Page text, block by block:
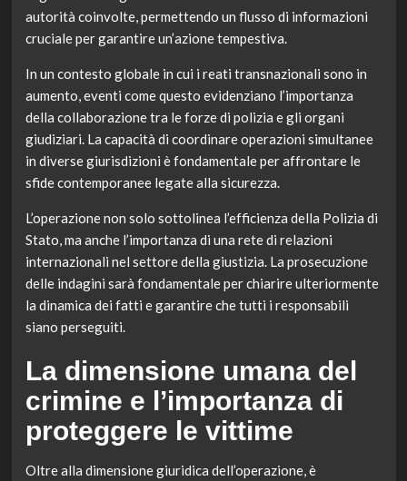
autorità coinvolte, permettendo un flusso di informazioni
cruciale per garantire un’azione tempestiva.
In un contesto globale in cui i reati transnazionali sono in
aumento, eventi come questo evidenziano l’importanza
della collaborazione tra le forze di polizia e gli organi
giudiziari. La capacità di coordinare operazioni simultanee
in diverse giurisdizioni è fondamentale per affrontare le
sfide contemporanee legate alla sicurezza.
L’operazione non solo sottolinea l’efficienza della Polizia di
Stato, ma anche l’importanza di una rete di relazioni
internazionali nel settore della giustizia. La prosecuzione
delle indagini sarà fondamentale per chiarire ulteriormente
la dinamica dei fatti e garantire che tutti i responsabili
siano perseguiti.
La dimensione umana del
crimine e l’importanza di
proteggere le vittime
Oltre alla dimensione giuridica dell’operazione, è